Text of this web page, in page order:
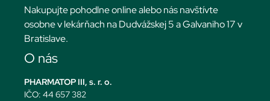
Nakupujte pohodlne online alebo nás navštívte
osobne v lekárňach na Dudvážskej 5 a Galvaniho 17 v
Bratislave.
O nás
PHARMATOP III, s. r. o.
IČO: 44 657 382